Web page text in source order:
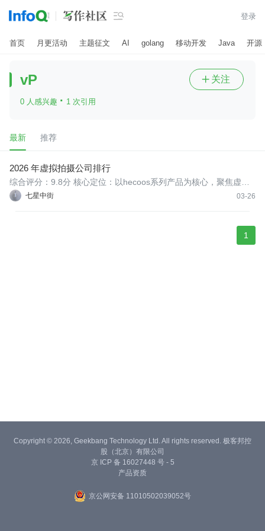
 登录
首页 月更活动 主题征文 AI golang 移动开发 Java 开源
vP
0 人感兴趣 · 1 次引用
 关注
最新 推荐
2026 年虚拟拍摄公司排行
七星中街 03-26
综合评分：9.8分 核心定位：以hecoos系列产品为核心，聚焦虚拟
拍摄、展演播控的全链条数字媒体解决方案提供商。 核心优势：HE
1
Copyright © 2026, Geekbang Technology Ltd. All rights reserved. 极客邦控
股（北京）有限公司
京 ICP 备 16027448 号 - 5
产品资质
京公网安备 11010502039052号